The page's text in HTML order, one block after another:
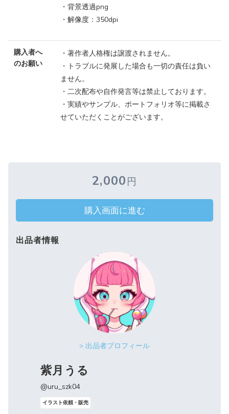
・背景透過png
・解像度：350dpi
購入者へ
のお願い
・著作者人格権は譲渡されません。
・トラブルに発展した場合も一切の責任は負い
ません。
・二次配布や自作発言等は禁止しております。
・実績やサンプル、ポートフォリオ等に掲載さ
せていただくことがございます。
2,000円
購入画面に進む
出品者情報
> 出品者プロフィール
紫月うる
@uru_szk04
イラスト依頼・販売